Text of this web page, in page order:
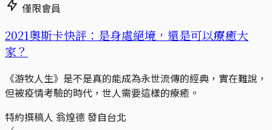
僅限會員
2021奧斯卡快評：是身處絕境，還是可以療癒大
家？
《游牧人生》是不是真的能成為永世流傳的經典，實在難說，
但被疫情考驗的時代，世人需要這樣的療癒。
特約撰稿人 翁煌德 發自台北